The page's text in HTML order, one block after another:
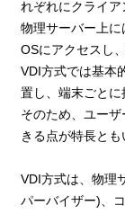
れぞれにクライア
物理サーバー上
OSにアクセスし
VDI方式では基本
置し、端末ごとに
そのため、ユー
きる点が特長とも
VDI方式は、物理
パーバイザー)、